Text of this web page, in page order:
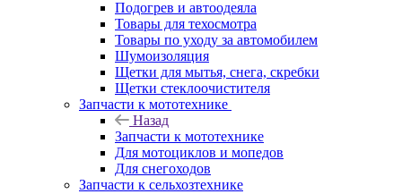
Подогрев и автоодеяла
Товары для техосмотра
Товары по уходу за автомобилем
Шумоизоляция
Щетки для мытья, снега, скребки
Щетки стеклоочистителя
Запчасти к мототехнике
Назад
Запчасти к мототехнике
Для мотоциклов и мопедов
Для снегоходов
Запчасти к сельхозтехнике